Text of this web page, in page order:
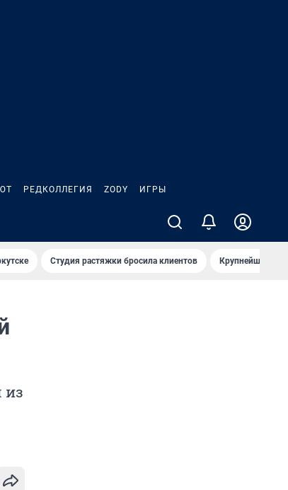
РЕДКОЛЛЕГИЯ ZODY ИГРЫ
Студия растяжки бросила клиентов Крупнейшие
из